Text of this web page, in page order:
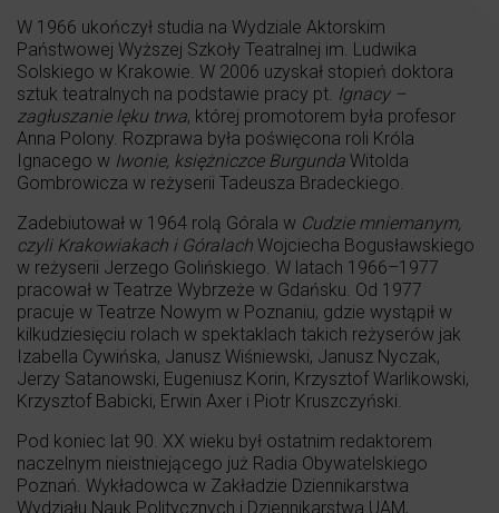
W 1966 ukończył studia na Wydziale Aktorskim
Państwowej Wyższej Szkoły Teatralnej im. Ludwika
Solskiego w Krakowie. W 2006 uzyskał stopień doktora
sztuk teatralnych na podstawie pracy pt. Ignacy –
zagłuszanie lęku trwa, której promotorem była profesor
Anna Polony. Rozprawa była poświęcona roli Króla
Ignacego w Iwonie, księżniczce Burgunda Witolda
Gombrowicza w reżyserii Tadeusza Bradeckiego.
Zadebiutował w 1964 rolą Górala w Cudzie mniemanym,
czyli Krakowiakach i Góralach Wojciecha Bogusławskiego
w reżyserii Jerzego Golińskiego. W latach 1966–1977
pracował w Teatrze Wybrzeże w Gdańsku. Od 1977
pracuje w Teatrze Nowym w Poznaniu, gdzie wystąpił w
kilkudziesięciu rolach w spektaklach takich reżyserów jak
Izabella Cywińska, Janusz Wiśniewski, Janusz Nyczak,
Jerzy Satanowski, Eugeniusz Korin, Krzysztof Warlikowski,
Krzysztof Babicki, Erwin Axer i Piotr Kruszczyński.
Pod koniec lat 90. XX wieku był ostatnim redaktorem
naczelnym nieistniejącego już Radia Obywatelskiego
Poznań. Wykładowca w Zakładzie Dziennikarstwa
Wydziału Nauk Politycznych i Dziennikarstwa UAM,